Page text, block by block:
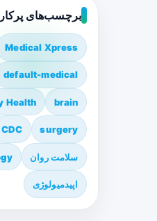
برچسب‌های
Medical Xpress
default-medical
brain
Health
surgery
CDC
سلامت روان
اپیدمیولوژی